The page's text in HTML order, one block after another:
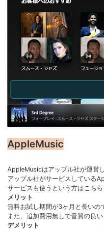
AppleMusic
AppleMusicはアップル社が運営
アップル社がサービスしている
サービスも使うという方はこち
メリット
無料お試し期間が3ヶ月と長いの
また、追加費用無しで音質の良
デメリット